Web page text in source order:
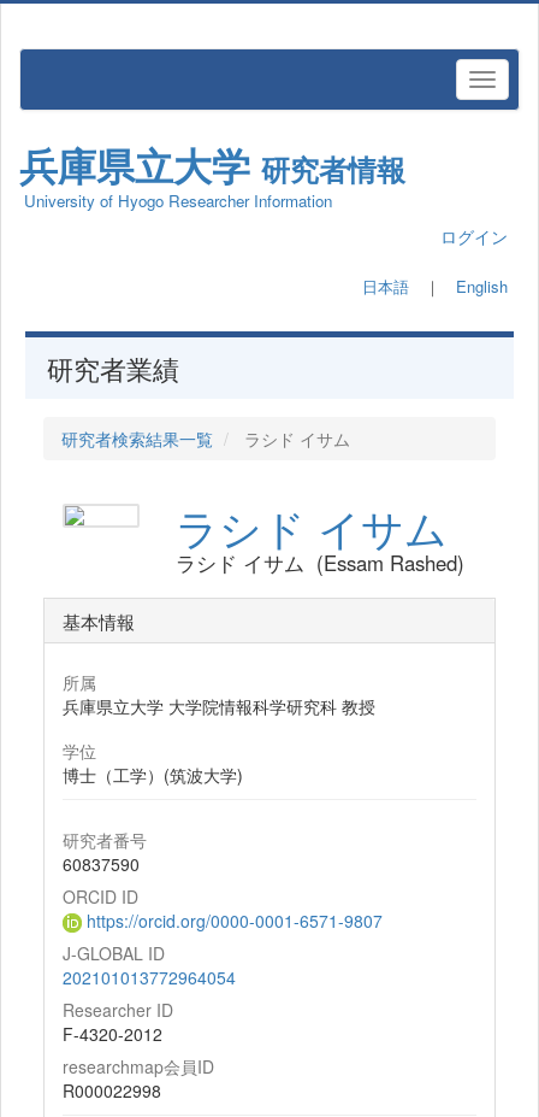
兵庫県立大学 研究者情報
University of Hyogo Researcher Information
ログイン
日本語 ｜ English
研究者業績
研究者検索結果一覧 ラシド イサム
ラシド イサム
ラシド イサム (Essam Rashed)
基本情報
所属
兵庫県立大学 大学院情報科学研究科 教授
学位
博士（工学）(筑波大学)
研究者番号
60837590
ORCID ID
https://orcid.org/0000-0001-6571-9807
J-GLOBAL ID
202101013772964054
Researcher ID
F-4320-2012
researchmap会員ID
R000022998